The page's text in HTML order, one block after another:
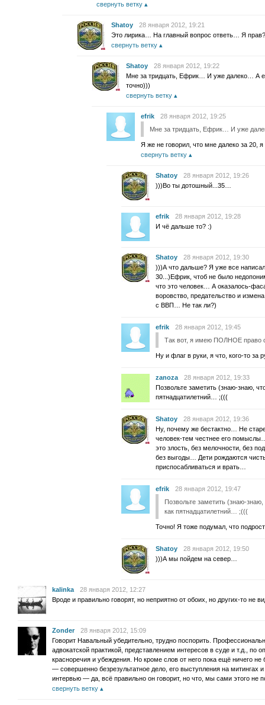
свернуть ветку
Shatoy
28 января 2012, 19:21
Это лирика… На главный вопрос ответь… Я прав?
свернуть ветку
Shatoy
28 января 2012, 19:22
Мне за тридцать, Ефрик… И уже далеко… А
точно)))
свернуть ветку
efrik
28 января 2012, 19:25
Мне за тридцать, Ефрик… И уже
Я же не говорил, что мне далеко за 20, я
свернуть ветку
Shatoy
28 января 2012, 19:26
)))Во ты дотошный...35…
efrik
28 января 2012, 19:28
И чё дальше то? :)
Shatoy
28 января 2012, 19:30
)))А что дальше? Я уже все
30...)Ефрик, чтоб не было
что это человек… А оказалось-
воровство, предательство и
с ВВП… Не так ли?)
efrik
28 января 2012, 19:45
Так вот, я имею ПОЛНОЕ право
Ну и флаг в руки, я что, кого-то за
zanoza
28 января 2012, 19:33
Позвольте заметить (знаю-знаю,
пятнадцатилетний… ;(((
Shatoy
28 января 2012, 19:36
Ну, почему же бестактно… Не
человек-тем честнее его
это злость, без мелочности, без
без выгоды… Дети рождаются
приспосабливаться и врать…
efrik
28 января 2012, 19:47
Позвольте заметить (знаю-
как пятнадцатилетний… ;(((
Точно! Я тоже подумал, что
Shatoy
28 января 2012, 19:50
)))А мы пойдем на север…
kalinka
28 января 2012, 12:27
Вроде и правильно говорят, но неприятно от обоих, но других-то не
Zonder
28 января 2012, 15:09
Говорит Навальный убедительно, трудно поспорить.
адвокатской практикой, представлением интересов в суде и т.д., по
красноречия и убеждения. Но кроме слов от него пока ещё ничего
— совершенно безрезультатное дело, его выступления на митингах
интервью — да, всё правильно он говорит, но что, мы сами этого не
свернуть ветку